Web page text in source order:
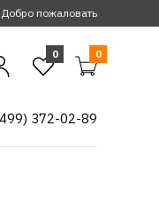
Добро пожаловать
0 0
372-02-89